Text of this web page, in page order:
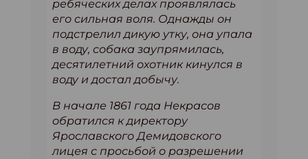
ребяческих делах проявлялась
его сильная воля. Однажды он
подстрелил дикую утку, она упала
в воду, собака заупрямилась,
десятилетний охотник кинулся в
воду и достал добычу.
В начале 1861 года Некрасов
обратился к директору
Ярославского Демидовского
лицея с просьбой о разрешении